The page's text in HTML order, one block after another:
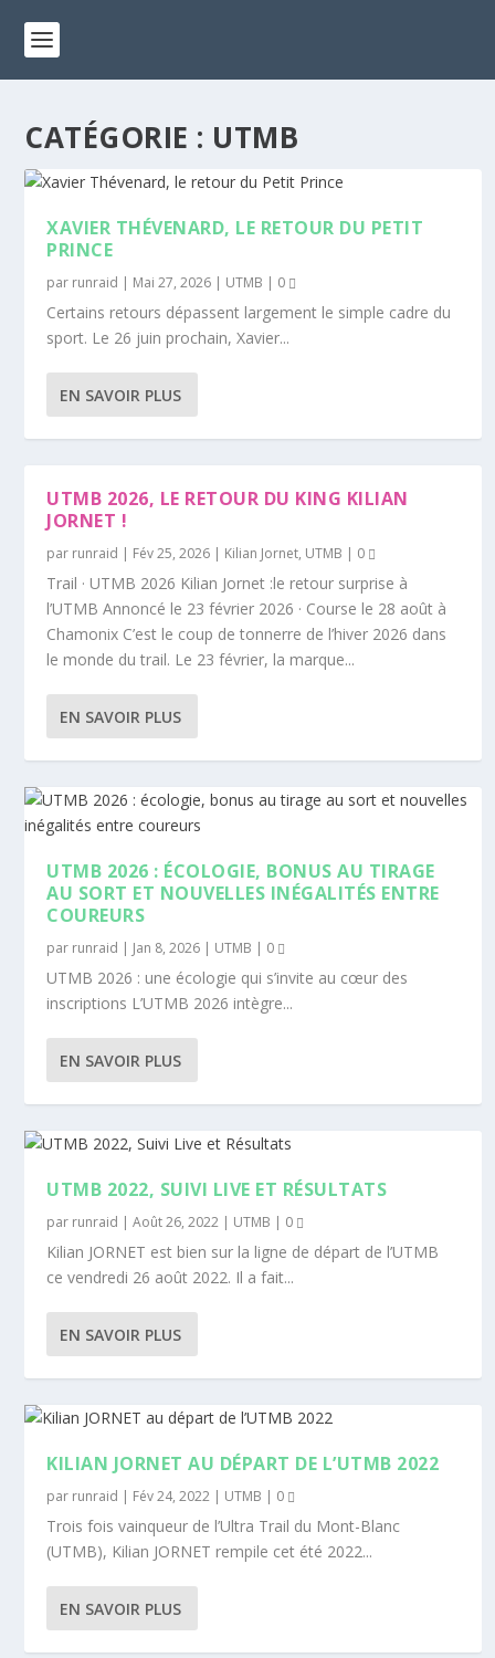
CATÉGORIE : UTMB
XAVIER THÉVENARD, LE RETOUR DU PETIT
PRINCE
par runraid | Mai 27, 2026 | UTMB | 0
Certains retours dépassent largement le simple cadre du
sport. Le 26 juin prochain, Xavier...
EN SAVOIR PLUS
UTMB 2026, LE RETOUR DU KING KILIAN
JORNET !
par runraid | Fév 25, 2026 | Kilian Jornet, UTMB | 0
Trail · UTMB 2026 Kilian Jornet :le retour surprise à
l’UTMB Annoncé le 23 février 2026 · Course le 28 août à
Chamonix C’est le coup de tonnerre de l’hiver 2026 dans
le monde du trail. Le 23 février, la marque...
EN SAVOIR PLUS
UTMB 2026 : ÉCOLOGIE, BONUS AU TIRAGE
AU SORT ET NOUVELLES INÉGALITÉS ENTRE
COUREURS
par runraid | Jan 8, 2026 | UTMB | 0
UTMB 2026 : une écologie qui s’invite au cœur des
inscriptions L’UTMB 2026 intègre...
EN SAVOIR PLUS
UTMB 2022, SUIVI LIVE ET RÉSULTATS
par runraid |Août 26, 2022 | UTMB | 0
Kilian JORNET est bien sur la ligne de départ de l’UTMB
ce vendredi 26 août 2022. Il a fait...
EN SAVOIR PLUS
KILIAN JORNET AU DÉPART DE L’UTMB 2022
par runraid | Fév 24, 2022 | UTMB | 0
Trois fois vainqueur de l’Ultra Trail du Mont-Blanc
(UTMB), Kilian JORNET rempile cet été 2022...
EN SAVOIR PLUS